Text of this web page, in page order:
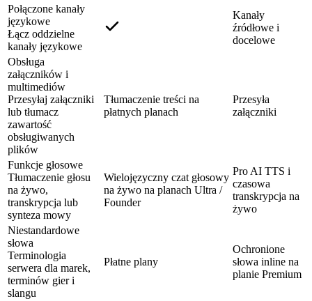
Połączone kanały
językowe
Łącz oddzielne
kanały językowe
Kanały
źródłowe i
docelowe
Obsługa
załączników i
multimediów
Przesyłaj załączniki
lub tłumacz
zawartość
obsługiwanych
plików
Tłumaczenie treści na
płatnych planach
Przesyła
załączniki
Funkcje głosowe
Tłumaczenie głosu
na żywo,
transkrypcja lub
synteza mowy
Wielojęzyczny czat głosowy
na żywo na planach Ultra /
Founder
Pro AI TTS i
czasowa
transkrypcja na
żywo
Niestandardowe
słowa
Terminologia
serwera dla marek,
terminów gier i
slangu
Płatne plany
Ochronione
słowa inline na
planie Premium